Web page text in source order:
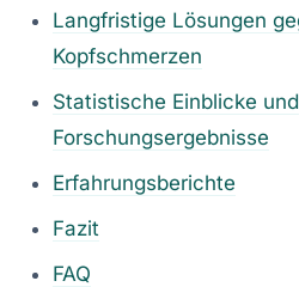
Langfristige Lösungen
Kopfschmerzen
Statistische Einblicke und
Forschungsergebnisse
Erfahrungsberichte
Fazit
FAQ